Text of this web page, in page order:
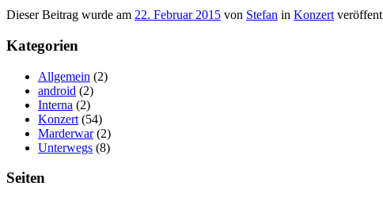
Dieser Beitrag wurde am 22. Februar 2015 von Stefan in Konzert
Kategorien
Allgemein (2)
android (2)
Interna (2)
Konzert (54)
Marderwar(2)
Unterwegs (8)
Seiten